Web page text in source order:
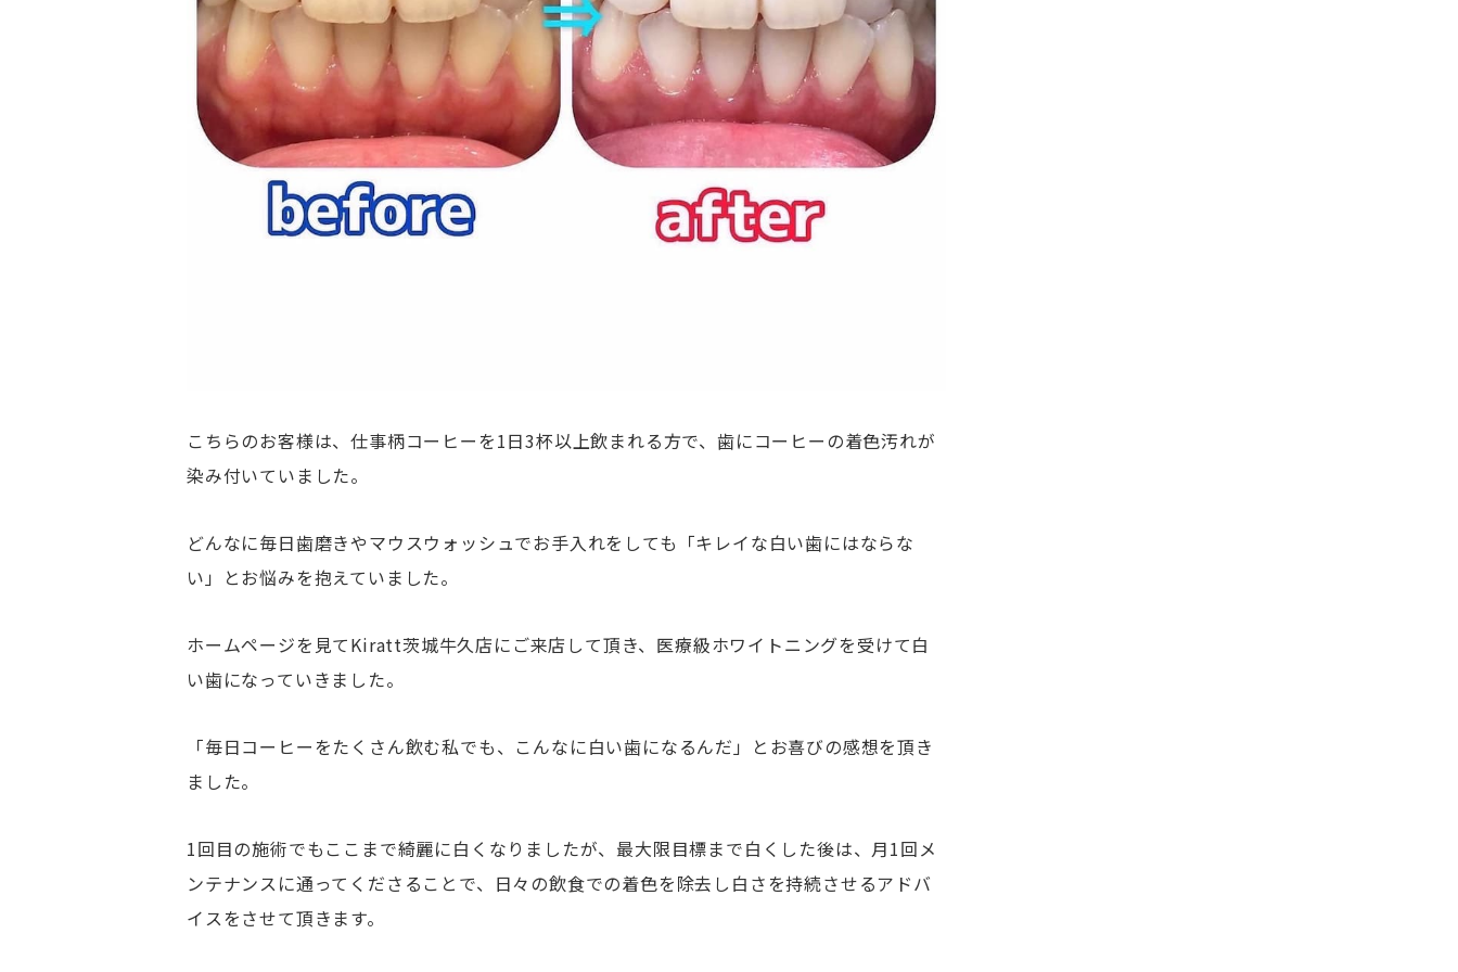
こちらのお客様は、仕事柄コーヒーを1日3杯以上飲まれる方で、歯にコーヒーの着色汚れが
染み付いていました。
どんなに毎日歯磨きやマウスウォッシュでお手入れをしても「キレイな白い歯にはならな
い」とお悩みを抱えていました。
ホームページを見てKiratt茨城牛久店にご来店して頂き、医療級ホワイトニングを受けて白
い歯になっていきました。
「毎日コーヒーをたくさん飲む私でも、こんなに白い歯になるんだ」とお喜びの感想を頂き
ました。
1回目の施術でもここまで綺麗に白くなりましたが、最大限目標まで白くした後は、月1回メ
ンテナンスに通ってくださることで、日々の飲食での着色を除去し白さを持続させるアドバ
イスをさせて頂きます。